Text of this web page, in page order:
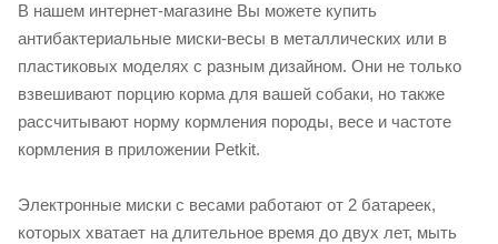
В нашем интернет-магазине Вы можете купить
антибактериальные миски-весы в металлических или в
пластиковых моделях с разным дизайном. Они не только
взвешивают порцию корма для вашей собаки, но также
рассчитывают норму кормления породы, весе и частоте
кормления в приложении Petkit.
Электронные миски с весами работают от 2 батареек,
которых хватает на длительное время до двух лет, мыть